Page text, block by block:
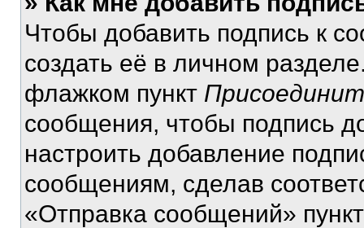
Чтобы добавить подпись к
создать её в личном
флажком пункт
сообщения, чтобы подпись
настроить добавление
сообщениям, сделав
«Отправка сообщений»